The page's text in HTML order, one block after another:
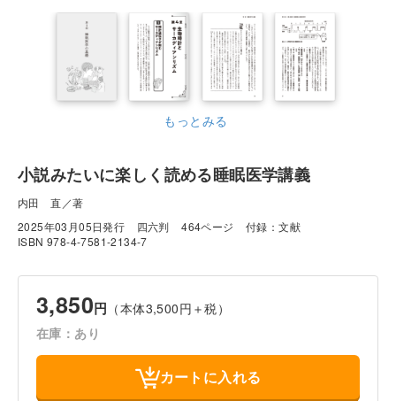
もっとみる
小説みたいに楽しく読める睡眠医学講義
内田 直／著
2025年03月05日発行
四六判 464ページ
付録：文献
ISBN 978-4-7581-2134-7
3,850円 （本体3,500円＋税）
在庫：あり
カートに入れる